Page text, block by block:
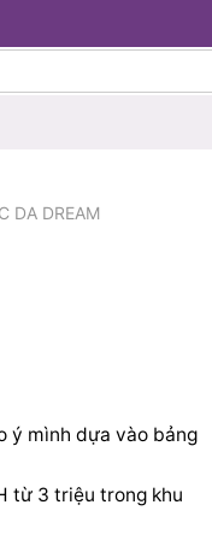
DA DREAM
ý mình dựa vào bảng
từ 3 triệu trong khu